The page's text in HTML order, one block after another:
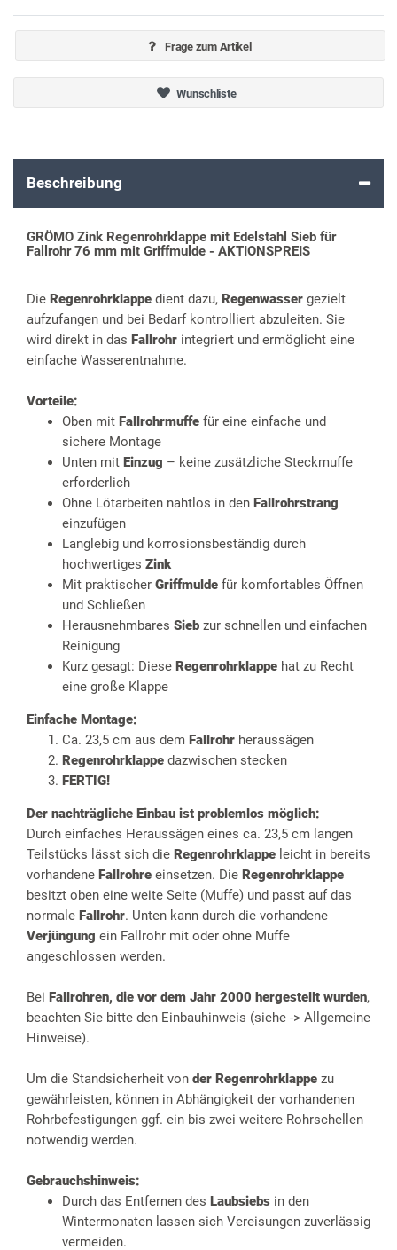
Frage zum Artikel
Wunschliste
Beschreibung
GRÖMO Zink Regenrohrklappe mit Edelstahl Sieb für
Fallrohr 76 mm mit Griffmulde - AKTIONSPREIS
Die Regenrohrklappe dient dazu, Regenwasser gezielt
aufzufangen und bei Bedarf kontrolliert abzuleiten. Sie
wird direkt in das Fallrohr integriert und ermöglicht eine
einfache Wasserentnahme.
Vorteile:
Oben mit Fallrohrmuffe für eine einfache und
sichere Montage
Unten mit Einzug – keine zusätzliche Steckmuffe
erforderlich
Ohne Lötarbeiten nahtlos in den Fallrohrstrang
einzufügen
Langlebig und korrosionsbeständig durch
hochwertiges Zink
Mit praktischer Griffmulde für komfortables Öffnen
und Schließen
Herausnehmbares Sieb zur schnellen und einfachen
Reinigung
Kurz gesagt: Diese Regenrohrklappe hat zu Recht
eine große Klappe
Einfache Montage:
Ca. 23,5 cm aus dem Fallrohr heraussägen
Regenrohrklappe dazwischen stecken
FERTIG!
Der nachträgliche Einbau ist problemlos möglich:
Durch einfaches Heraussägen eines ca. 23,5 cm langen
Teilstücks lässt sich die Regenrohrklappe leicht in bereits
vorhandene Fallrohre einsetzen. Die Regenrohrklappe
besitzt oben eine weite Seite (Muffe) und passt auf das
normale Fallrohr. Unten kann durch die vorhandene
Verjüngung ein Fallrohr mit oder ohne Muffe
angeschlossen werden.
Bei Fallrohren, die vor dem Jahr 2000 hergestellt wurden,
beachten Sie bitte den Einbauhinweis (siehe -> Allgemeine
Hinweise).
Um die Standsicherheit von der Regenrohrklappe zu
gewährleisten, können in Abhängigkeit der vorhandenen
Rohrbefestigungen ggf. ein bis zwei weitere Rohrschellen
notwendig werden.
Gebrauchshinweis:
Durch das Entfernen des Laubsiebs in den
Wintermonaten lassen sich Vereisungen zuverlässig
vermeiden.